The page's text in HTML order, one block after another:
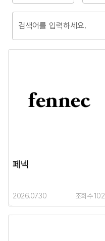
검색어를 입력하세요.
페넥
2026.07.30 조회수 102